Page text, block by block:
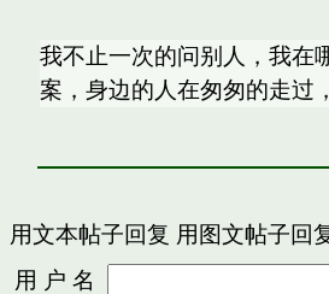
我不止一次的问别人，我在
案，身边的人在匆匆的走过
用文本帖子回复 用图文帖子回
用 户 名